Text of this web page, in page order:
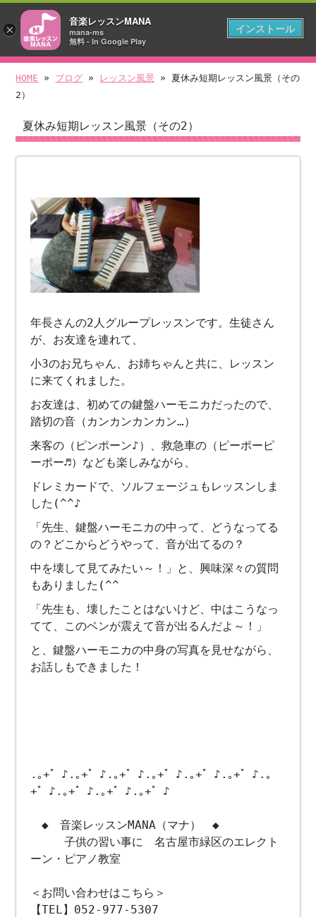
ピアノ・エレクトーンの習い事なら、緑区の音楽レッスンMANA
HOME » ブログ » レッスン風景 » 夏休み短期レッスン風景（その
2）
夏休み短期レッスン風景（その2）
年長さんの2人グループレッスンです。生徒さん
が、お友達を連れて、
小3のお兄ちゃん、お姉ちゃんと共に、レッスン
に来てくれました。
お友達は、初めての鍵盤ハーモニカだったので、
踏切の音（カンカンカンカン…）
来客の（ピンポーン♪）、救急車の（ピーポーピ
ーポー♬）なども楽しみながら、
ドレミカードで、ソルフェージュもレッスンしま
した(^^♪
「先生、鍵盤ハーモニカの中って、どうなってる
の？どこからどうやって、音が出てるの？
中を壊して見てみたい～！」と、興味深々の質問
もありました(^^ゞ
「先生も、壊したことはないけど、中はこうなっ
てて、このベンが震えて音が出るんだよ～！」
と、鍵盤ハーモニカの中身の写真を見せながら、
お話しもできました！
.｡+゜♪.｡+゜♪.｡+゜♪.｡+゜♪.｡+゜♪.｡+゜♪.｡
+゜♪.｡+゜♪.｡+゜♪.｡+゜♪
◆ 音楽レッスンMANA（マナ） ◆
子供の習い事に 名古屋市緑区のエレクト
ーン・ピアノ教室
＜お問い合わせはこちら＞
【TEL】052-977-5307
×
音楽レッスンMANA
mana-ms
無料 - In Google Play
インストール